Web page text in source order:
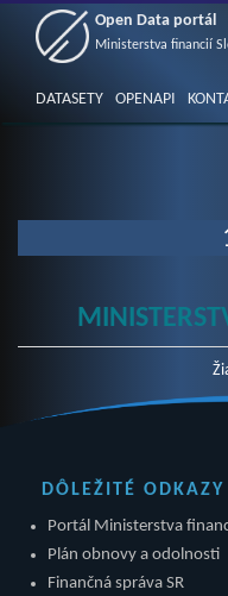
Open Data portál
Ministerstva financií
DATASETY OPENAPI
DÔLEŽITÉ ODKAZY
Portál Ministerstva
Plán obnovy a odolnosti
Finančná správa SR